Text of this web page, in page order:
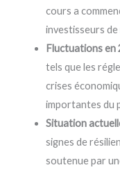
cours a
investisseurs de
Fluctuations en
tels que les
crises
importantes du
Situation
signes de
soutenue par